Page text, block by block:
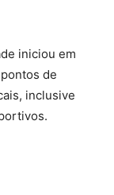
iniciou em
de
inclusive